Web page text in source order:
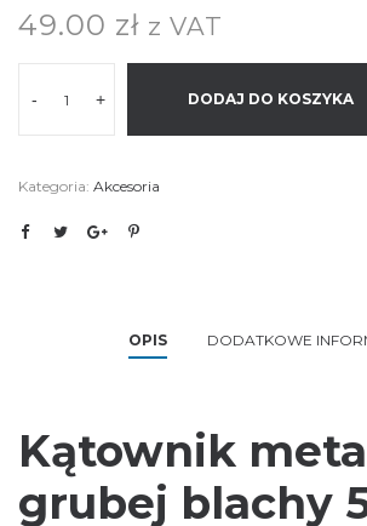
49.00 zł z VAT
- + DODAJ DO KOSZYKA
Kategoria: Akcesoria
OPIS DODATKOWE
Kątownik
grubej blachy